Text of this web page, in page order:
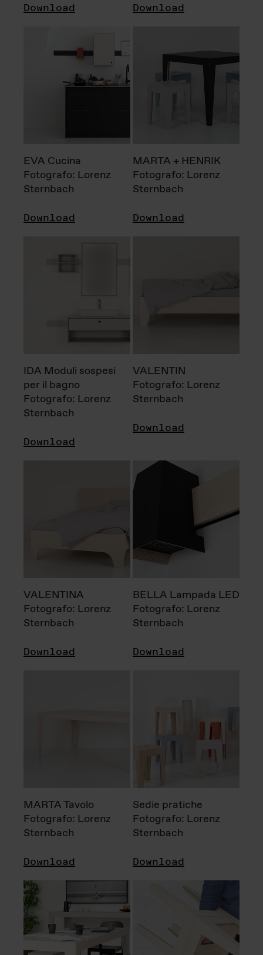
Download Download
EVA Cucina
Fotografo: Lorenz
Sternbach
Download
MARTA + HENRIK
Fotografo: Lorenz
Sternbach
Download
IDA Moduli sospesi
per il bagno
Fotografo: Lorenz
Sternbach
Download
VALENTIN
Fotografo: Lorenz
Sternbach
Download
VALENTINA
Fotografo: Lorenz
Sternbach
Download
BELLA Lampada LED
Fotografo: Lorenz
Sternbach
Download
MARTA Tavolo
Fotografo: Lorenz
Sternbach
Download
Sedie pratiche
Fotografo: Lorenz
Sternbach
Download